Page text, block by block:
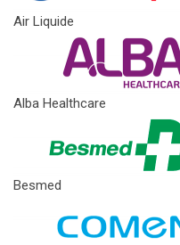
Air Liquide
Alba Healthcare
Besmed